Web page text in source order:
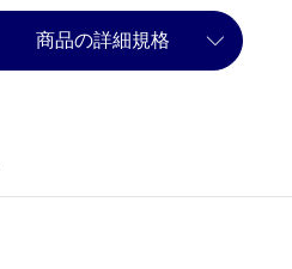
商品の詳細規格